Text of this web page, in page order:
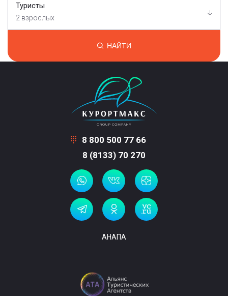
Туристы
2 взрослых
НАЙТИ
8 800 500 77 66
8 (8133) 70 270
АНАПА